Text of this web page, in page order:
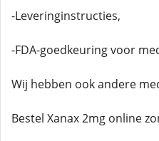
-Leveringinstructies,
-FDA-goedkeuring voor
Wij hebben ook andere
Bestel Xanax 2mg online